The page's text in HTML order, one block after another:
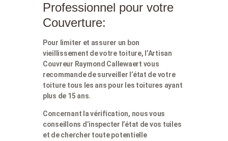
Professionnel pour votre
Couverture:
Pour limiter et assurer un bon
vieillissement de votre toiture, l’Artisan
Couvreur Raymond Callewaert vous
recommande de surveiller l’état de votre
toiture tous les ans pour les toitures ayant
plus de 15 ans.
Concernant la vérification, nous vous
conseillons d’inspecter l’état de vos tuiles
et de chercher toute potentielle